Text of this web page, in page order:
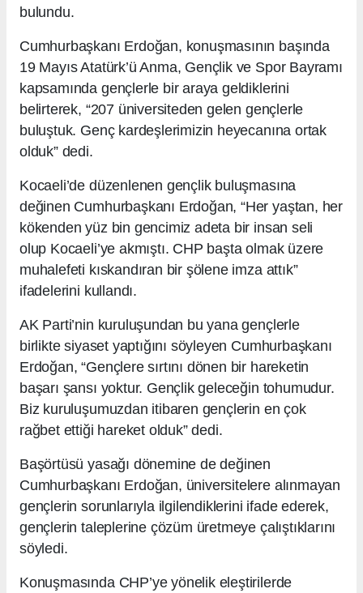
bulundu.
Cumhurbaşkanı Erdoğan, konuşmasının başında
19 Mayıs Atatürk’ü Anma, Gençlik ve Spor Bayramı
kapsamında gençlerle bir araya geldiklerini
belirterek, “207 üniversiteden gelen gençlerle
buluştuk. Genç kardeşlerimizin heyecanına ortak
olduk” dedi.
Kocaeli’de düzenlenen gençlik buluşmasına
değinen Cumhurbaşkanı Erdoğan, “Her yaştan, her
kökenden yüz bin gencimiz adeta bir insan seli
olup Kocaeli’ye akmıştı. CHP başta olmak üzere
muhalefeti kıskandıran bir şölene imza attık”
ifadelerini kullandı.
AK Parti’nin kuruluşundan bu yana gençlerle
birlikte siyaset yaptığını söyleyen Cumhurbaşkanı
Erdoğan, “Gençlere sırtını dönen bir hareketin
başarı şansı yoktur. Gençlik geleceğin tohumudur.
Biz kuruluşumuzdan itibaren gençlerin en çok
rağbet ettiği hareket olduk” dedi.
Başörtüsü yasağı dönemine de değinen
Cumhurbaşkanı Erdoğan, üniversitelere alınmayan
gençlerin sorunlarıyla ilgilendiklerini ifade ederek,
gençlerin taleplerine çözüm üretmeye çalıştıklarını
söyledi.
Konuşmasında CHP’ye yönelik eleştirilerde